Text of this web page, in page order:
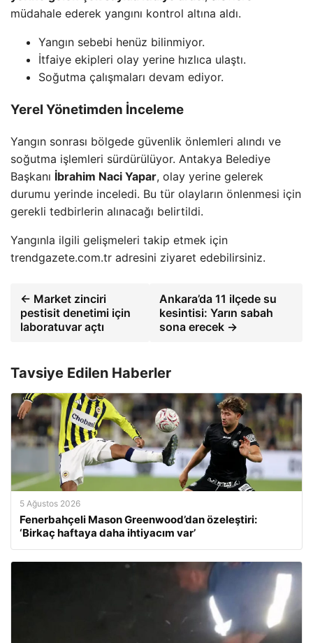
müdahale ederek yangını kontrol altına aldı.
Yangın sebebi henüz bilinmiyor.
İtfaiye ekipleri olay yerine hızlıca ulaştı.
Soğutma çalışmaları devam ediyor.
Yerel Yönetimden İnceleme
Yangın sonrası bölgede güvenlik önlemleri alındı ve
soğutma işlemleri sürdürülüyor. Antakya Belediye
Başkanı İbrahim Naci Yapar, olay yerine gelerek
durumu yerinde inceledi. Bu tür olayların önlenmesi için
gerekli tedbirlerin alınacağı belirtildi.
Yangınla ilgili gelişmeleri takip etmek için
trendgazete.com.tr adresini ziyaret edebilirsiniz.
← Market zinciri
pestisit denetimi için
laboratuvar açtı
Ankara’da 11 ilçede su
kesintisi: Yarın sabah
sona erecek →
Tavsiye Edilen Haberler
5 Ağustos 2026
Fenerbahçeli Mason Greenwood’dan özeleştiri:
‘Birkaç haftaya daha ihtiyacım var’